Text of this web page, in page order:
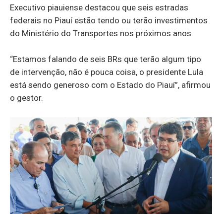
Executivo piauiense destacou que seis estradas
federais no Piauí estão tendo ou terão investimentos
do Ministério do Transportes nos próximos anos.
“Estamos falando de seis BRs que terão algum tipo
de intervenção, não é pouca coisa, o presidente Lula
está sendo generoso com o Estado do Piauí”, afirmou
o gestor.